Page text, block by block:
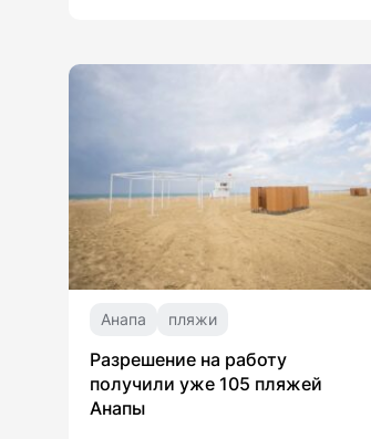
Анапа пляжи
Разрешение на работу
получили уже 105 пляжей
Анапы